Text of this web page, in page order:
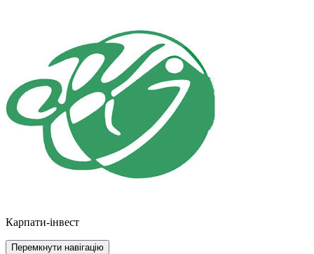
Карпати-інвест
Перемкнути навігацію